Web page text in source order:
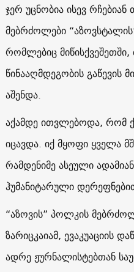
ჯერ უცნობია ისევ
მებრძოლები
რომლებიც
წინააღმდეგობის გაწევის
აშენდა.
აქამდე ითვლებოდა, რომ
იცავდა. იქ მყოფი ყველა
რამდენიმე ასეული
ჰუმანიტარული
“აზოვის” პოლკის
ზარიცკაიამ, ევაკუაციის
ადრე ჟურნალისტებთან